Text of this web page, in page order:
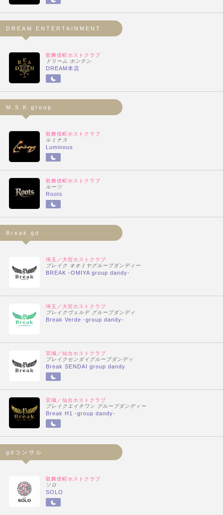
DREAM ENTERTAINMENT
歌舞伎町ホストクラブ
ドリーム ホンテン
DREAM本店
M.S.K group
歌舞伎町ホストクラブ
ルミナス
Luminous
歌舞伎町ホストクラブ
ルーツ
Roots
Break gd
埼玉／大宮ホストクラブ
ブレイク オオミヤグループダンディー
BREAK -OMIYA group dandy-
埼玉／大宮ホストクラブ
ブレイクヴェルデ グループダンディ
Break Verde -group dandy-
宮城／仙台ホストクラブ
ブレイクセンダイグループダンディ
Break SENDAI group dandy
宮城／仙台ホストクラブ
ブレイクエイチワン グループダンディー
Break H1 -group dandy-
gdコンサル
歌舞伎町ホストクラブ
ソロ
SOLO